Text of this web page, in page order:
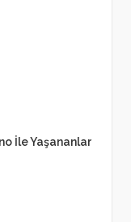
İle Yaşananlar